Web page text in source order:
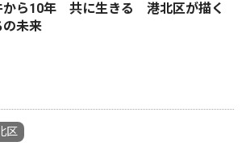
から10年 共に生きる 港北区が描く
の未来
区